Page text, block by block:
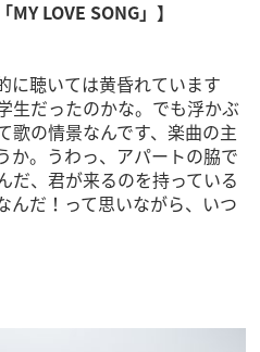
LOVE SONG」】
に聴いては黄昏れています
生だったのかな。でも浮かぶ
歌の情景なんです、楽曲の主
か。うわっ、アパートの脇で
だ、君が来るのを持っている
んだ！って思いながら、いつ